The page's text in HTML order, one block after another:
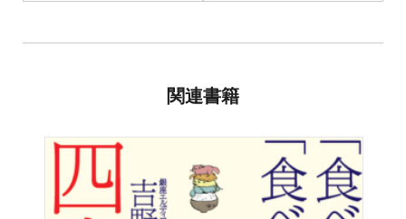
二度の流産を経験した助産師・看護師が
子宮動脈の血流を上げる動きを1日10秒するだけで
子宮内膜の厚みが増すのです。
関連書籍